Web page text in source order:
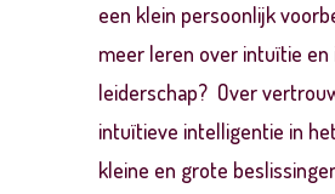
een klein persoonlijk
meer leren over intuïtie
leiderschap? Over
intuïtieve intelligentie in
kleine en grote